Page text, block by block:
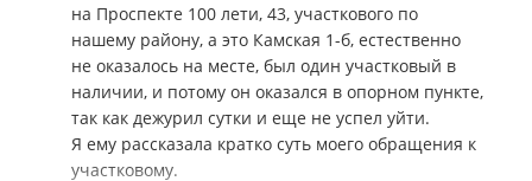
на Проспекте 100 лети, 43, участкового по
нашему району, а это Камская 1-б, естественно
не оказалось на месте, был один участковый в
наличии, и потому он оказался в опорном пункте,
так как дежурил сутки и еще не успел уйти.
Я ему рассказала кратко суть моего обращения к
участковому.